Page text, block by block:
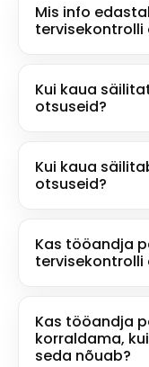
Mis info
tervisekontrolli
Kui kaua
otsuseid?
Kui kaua
otsuseid?
Kas tööandja
tervisekontrolli
Kas tööandja
korraldama,
seda nõuab?